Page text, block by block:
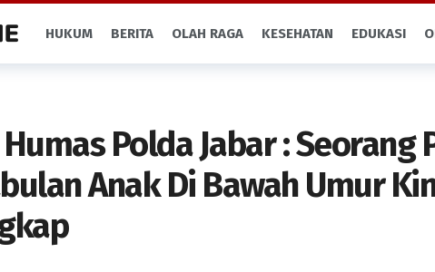
HUKUM BERITA OLAH RAGA KESEHATAN EDUKASI
Polda Jabar : Seorang
Anak Di Bawah Umur